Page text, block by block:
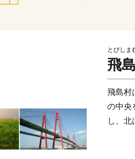
とびしま
飛
飛島村
の中央
し、北
全体
部は